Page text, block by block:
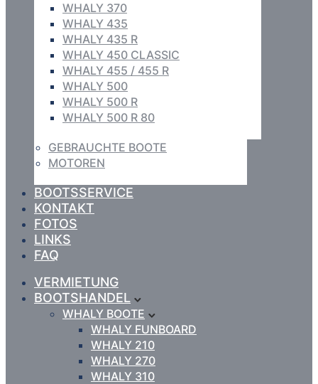
WHALY 370
WHALY 435
WHALY 435 R
WHALY 450 CLASSIC
WHALY 455 / 455 R
WHALY 500
WHALY 500 R
WHALY 500 R 80
GEBRAUCHTE BOOTE
MOTOREN
BOOTSSERVICE
KONTAKT
FOTOS
LINKS
FAQ
VERMIETUNG
BOOTSHANDEL
WHALY BOOTE
WHALY FUNBOARD
WHALY 210
WHALY 270
WHALY 310